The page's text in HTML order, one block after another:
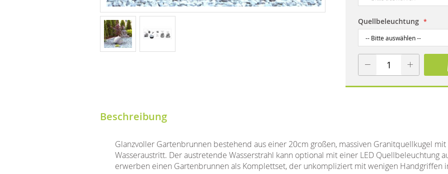
Quellbeleuchtung
Beschreibung
Glanzvoller Gartenbrunnen bestehend aus einer 20cm großen, massiven Granitquellkugel
Wasseraustritt. Der austretende Wasserstrahl kann optional mit einer LED Quellbeleuchtung
erwerben einen Gartenbrunnen als Komplettset, der unkompliziert mit wenigen Handgriffen